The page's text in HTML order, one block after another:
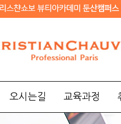
오시는길 교육과정